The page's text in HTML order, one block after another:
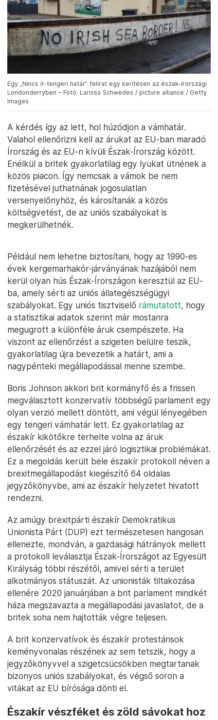
Egy „Nincs ír-tengeri határ” felirat egy kerítésen az észak-írországi
Londonderryben – Fotó: Larissa Schwedes / picture alliance / Getty
Images
A kérdés így az lett, hol húzódjon a vámhatár.
Valahol ellenőrizni kell az árukat az EU-ban maradó
Írország és az EU-n kívüli Észak-Írország között.
Enélkül a britek gyakorlatilag egy lyukat ütnének a
közös piacon. Így nemcsak a vámok be nem
fizetésével juthatnának jogosulatlan
versenyelőnyhöz, és károsítanák a közös
költségvetést, de az uniós szabályokat is
megkerülhetnék.
Például nem lehetne biztosítani, hogy az 1990-es
évek kergemarhakór-járványának hazájából nem
kerül olyan hús Észak-Írországon keresztül az EU-
ba, amely sérti az uniós állategészségügyi
szabályokat. Egy uniós tisztviselő rámutatott, hogy
a statisztikai adatok szerint már mostanra
megugrott a különféle áruk csempészete. Ha
viszont az ellenőrzést a szigeten belülre teszik,
gyakorlatilag újra bevezetik a határt, ami a
nagypénteki megállapodással menne szembe.
Boris Johnson akkori brit kormányfő és a frissen
megválasztott konzervatív többségű parlament egy
olyan verzió mellett döntött, ami végül lényegében
egy tengeri vámhatár lett. Ez gyakorlatilag az
északír kikötőkre terhelte volna az áruk
ellenőrzését és az ezzel járó logisztikai problémákat.
Ez a megoldás került bele északír protokoll néven a
brexitmegállapodást kiegészítő 64 oldalas
jegyzőkönyvbe, ami az északír helyzetet hivatott
rendezni.
Az amúgy brexitpárti északír Demokratikus
Unionista Párt (DUP) ezt természetesen hangosan
ellenezte, mondván, a gazdasági hátrányok mellett
a protokoll leválasztja Észak-Írországot az Egyesült
Királyság többi részétől, amivel sérti a terület
alkotmányos státuszát. Az unionisták tiltakozása
ellenére 2020 januárjában a brit parlament mindkét
háza megszavazta a megállapodási javaslatot, de a
britek soha nem hajtották végre teljesen.
A brit konzervatívok és északír protestánsok
keményvonalas részének az sem tetszik, hogy a
jegyzőkönyvvel a szigetcsücsökben megtartanak
bizonyos uniós szabályokat, és végső soron a
vitákat az EU bírósága dönti el.
Északír vészféket és zöld sávokat hoz